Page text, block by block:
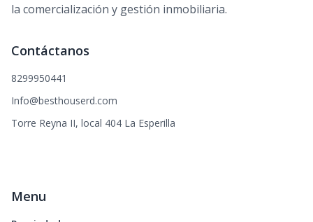
la comercialización y gestión inmobiliaria.
Contáctanos
8299950441
Info@besthouserd.com
Torre Reyna II, local 404 La Esperilla
Menu